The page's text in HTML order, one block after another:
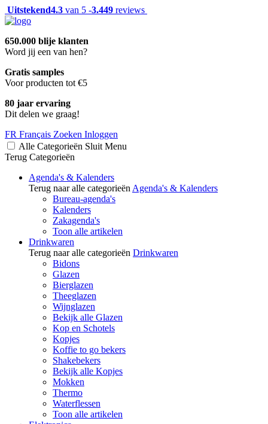
Uitstekend4.3 van 5 -3.449 reviews
650.000 blije klanten
Word jij een van hen?
Gratis samples
Voor producten tot €5
80 jaar ervaring
Dit delen we graag!
FR Français Zoeken Inloggen
Alle Categorieën Sluit Menu
Terug Categorieën
Agenda's & Kalenders
Terug naar alle categorieën Agenda's & Kalenders
Bureau-agenda's
Kalenders
Zakagenda's
Toon alle artikelen
Drinkwaren
Terug naar alle categorieën Drinkwaren
Bidons
Glazen
Bierglazen
Theeglazen
Wijnglazen
Bekijk alle Glazen
Kop en Schotels
Kopjes
Koffie to go bekers
Shakebekers
Bekijk alle Kopjes
Mokken
Thermo
Waterflessen
Toon alle artikelen